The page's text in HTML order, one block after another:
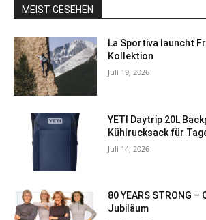
MEIST GESEHEN
La Sportiva launcht
Kollektion
Juli 19, 2026
YETI Daytrip 20L
Kühlrucksack für
Juli 14, 2026
80 YEARS STRONG
Jubiläum